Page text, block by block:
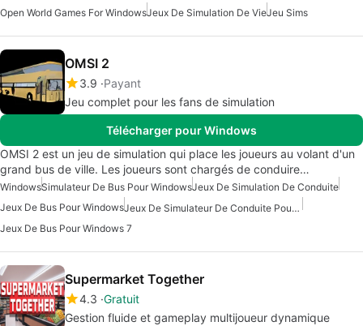
Open World Games For WindowsJeux De Simulation De VieJeu Sims
OMSI 2
3.9 Payant
Jeu complet pour les fans de simulation
Télécharger pour Windows
OMSI 2 est un jeu de simulation qui place les joueurs au volant d'un
grand bus de ville. Les joueurs sont chargés de conduire…
WindowsSimulateur De Bus Pour WindowsJeux De Simulation De Conduite
Jeux De Bus Pour Windows
Jeux De Simulateur De Conduite Pour Windows
Jeux De Bus Pour Windows 7
Supermarket Together
4.3 Gratuit
Gestion fluide et gameplay multijoueur dynamique